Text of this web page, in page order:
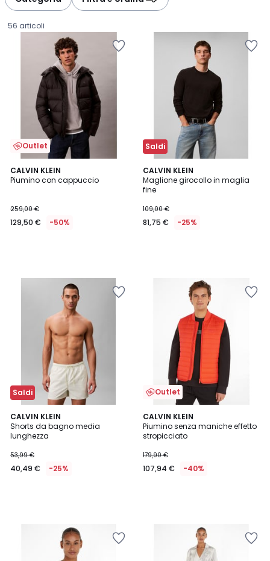
56 articoli
Outlet
CALVIN KLEIN
Piumino con cappuccio
€
Invece
259,00 €
129,50 € -50%
Saldi
CALVIN KLEIN
Maglione girocollo in maglia
fine
109,00 €
81,75 € -25%
Saldi
CALVIN KLEIN
Shorts da bagno media
lunghezza
53,99 €
40,49 € -25%
Outlet
CALVIN KLEIN
Piumino senza maniche effetto
stropicciato
179,90 €
107,94 € -40%